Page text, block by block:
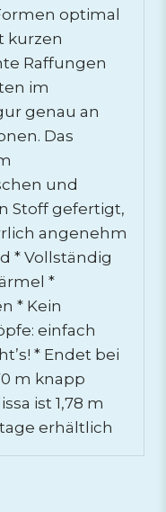
optimal
kurzen
Raffungen
im
genau an
Das
und
Stoff gefertigt,
angenehm
* Vollständig
*
* Kein
einfach
* Endet bei
m knapp
ist 1,78 m
erhältlich